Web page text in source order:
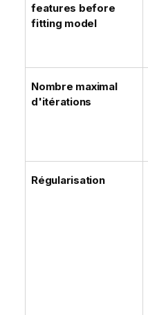
features before
fitting model
Nombre maximal
d'itérations
Régularisation